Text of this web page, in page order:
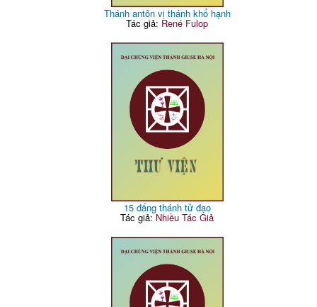
Thánh antôn vị thánh khổ hạnh
Tác giả: René Fulop
15 đấng thánh tử đạo
Tác giả:Nhiều Tác Giả